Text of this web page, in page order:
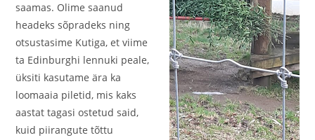
saamas. Olime saanud
headeks sõpradeks ning
otsustasime Kutiga, et viime
ta Edinburghi lennuki peale,
üksiti kasutame ära ka
loomaaia piletid, mis kaks
aastat tagasi ostetud said,
kuid piirangute tõttu